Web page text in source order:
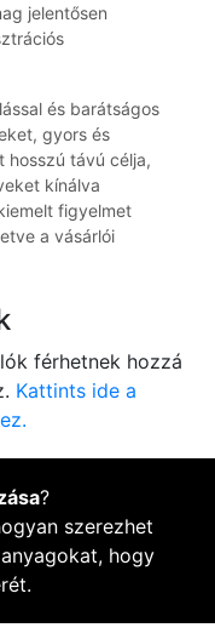
jelentősen
és barátságos
gyors és
hosszú távú célja,
kínálva
figyelmet
a vásárlói
férhetnek hozzá
Kattints ide a
?
szerezhet
hogy